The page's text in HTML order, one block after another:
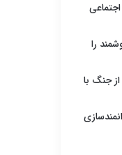
را
جنگ با